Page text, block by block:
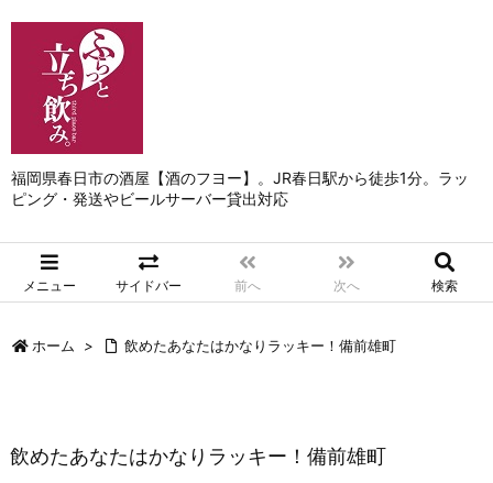
福岡県春日市の酒屋【酒のフヨー】。JR春日駅から徒歩1分。ラッ
ピング・発送やビールサーバー貸出対応
メニュー サイドバー 前へ 次へ 検索
ホーム > 飲めたあなたはかなりラッキー！備前雄町
飲めたあなたはかなりラッキー！備前雄町